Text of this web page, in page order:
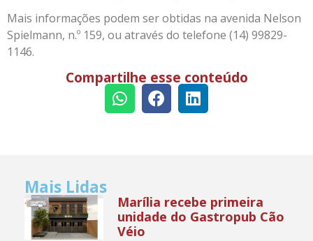
Mais informações podem ser obtidas na avenida Nelson
Spielmann, n.º 159, ou através do telefone (14) 99829-
1146.
Compartilhe esse conteúdo
Mais Lidas
Marília recebe primeira
unidade do Gastropub Cão
Véio